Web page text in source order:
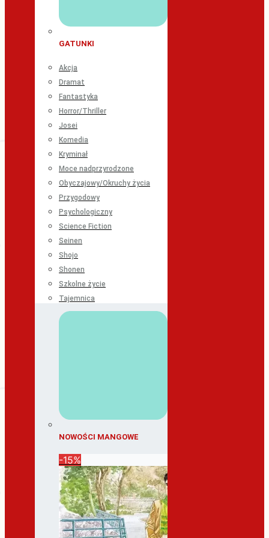
GATUNKI
Akcja
Dramat
Fantastyka
Horror/Thriller
Josei
Komedia
Kryminał
Moce nadprzyrodzone
Obyczajowy/Okruchy życia
Przygodowy
Psychologiczny
Science Fiction
Seinen
Shojo
Shonen
Szkolne życie
Tajemnica
NOWOŚCI MANGOWE
-15%